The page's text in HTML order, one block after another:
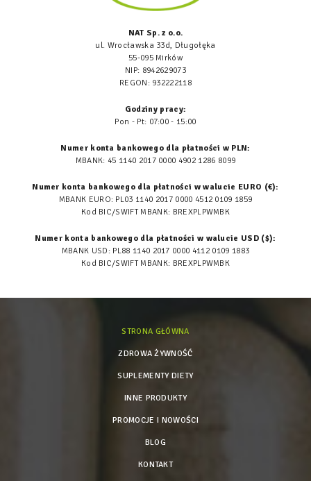
NAT Sp. z o.o.
ul. Wrocławska 33d, Długołęka
55-095 Mirków
NIP: 8942629073
REGON: 932222118
Godziny pracy:
Pon - Pt: 07:00 - 15:00
Numer konta bankowego dla płatności w PLN:
MBANK: 45 1140 2017 0000 4902 1286 8099
Numer konta bankowego dla płatności w walucie EURO (€):
MBANK EURO: PL03 1140 2017 0000 4512 0109 1859
Kod BIC/SWIFT MBANK: BREXPLPWMBK
Numer konta bankowego dla płatności w walucie USD ($):
MBANK USD: PL88 1140 2017 0000 4112 0109 1883
Kod BIC/SWIFT MBANK: BREXPLPWMBK
STRONA GŁÓWNA
ZDROWA ŻYWNOŚĆ
SUPLEMENTY DIETY
INNE PRODUKTY
PROMOCJE I NOWOŚCI
BLOG
KONTAKT